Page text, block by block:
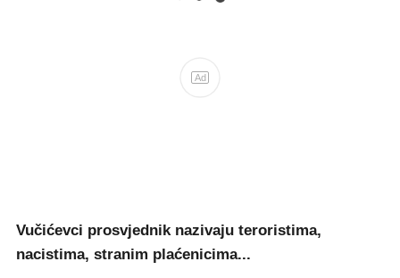
Ad
Vučićevci prosvjednik nazivaju teroristima,
nacistima, stranim plaćenicima...